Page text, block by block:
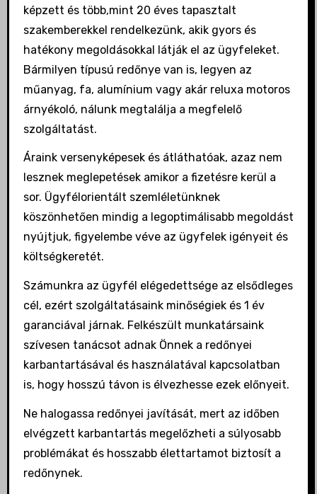
képzett és több,mint 20 éves tapasztalt
szakemberekkel rendelkezünk, akik gyors és
hatékony megoldásokkal látják el az ügyfeleket.
Bármilyen típusú redőnye van is, legyen az
műanyag, fa, alumínium vagy akár reluxa motoros
árnyékoló, nálunk megtalálja a megfelelő
szolgáltatást.
Áraink versenyképesek és átláthatóak, azaz nem
lesznek meglepetések amikor a fizetésre kerül a
sor. Ügyfélorientált szemléletünknek
köszönhetően mindig a legoptimálisabb megoldást
nyújtjuk, figyelembe véve az ügyfelek igényeit és
költségkeretét.
Számunkra az ügyfél elégedettsége az elsődleges
cél, ezért szolgáltatásaink minőségiek és 1 év
garanciával járnak. Felkészült munkatársaink
szívesen tanácsot adnak Önnek a redőnyei
karbantartásával és használatával kapcsolatban
is, hogy hosszú távon is élvezhesse ezek előnyeit.
Ne halogassa redőnyei javítását, mert az időben
elvégzett karbantartás megelőzheti a súlyosabb
problémákat és hosszabb élettartamot biztosít a
redőnynek.